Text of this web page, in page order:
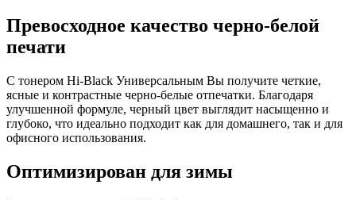
Превосходное качество черно-белой
печати
С тонером Hi-Black Универсальным Вы получите четкие,
ясные и контрастные черно-белые отпечатки. Благодаря
улучшенной формуле, черный цвет выглядит насыщенно и
глубоко, что идеально подходит как для домашнего, так и для
офисного использования.
Оптимизирован для зимы